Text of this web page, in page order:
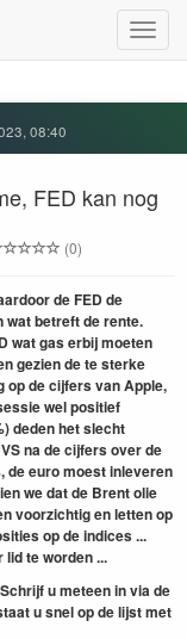
Toggle
08:40
FED kan nog
(0)
de FED de
wat betreft de rente.
wat gas erbij moeten
gezien de te sterke
op de cijfers van Apple,
wel positief
deden het slecht
na de cijfers over de
de euro moest inleveren
we dat de Brent olie
voorzichtig en letten op
op de indices ...
lid te worden ...
Schrijf u meteen in via de
u snel op de lijst met